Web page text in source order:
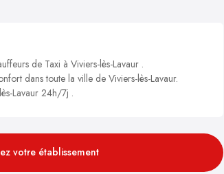
de Taxi à Viviers-lès-Lavaur .
dans toute la ville de Viviers-lès-Lavaur.
Lavaur 24h/7j .
votre établissement